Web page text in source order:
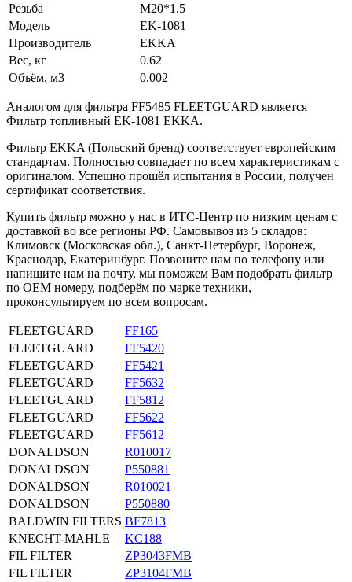
Резьба
M20*1.5
Модель
EK-1081
Производитель
EKKA
Вес, кг
0.62
Объём, м3
0.002
Аналогом для фильтра FF5485 FLEETGUARD является
Фильтр топливный EK-1081 EKKA.
Фильтр EKKA (Польский бренд) соответствует европейским
стандартам. Полностью совпадает по всем характеристикам с
оригиналом. Успешно прошёл испытания в России, получен
сертификат соответствия.
Купить фильтр можно у нас в ИТС-Центр по низким ценам с
доставкой во все регионы РФ. Самовывоз из 5 складов:
Климовск (Московская обл.), Санкт-Петербург, Воронеж,
Краснодар, Екатеринбург. Позвоните нам по телефону или
напишите нам на почту, мы поможем Вам подобрать фильтр
по OEM номеру, подберём по марке техники,
проконсультируем по всем вопросам.
FLEETGUARD
FF165
FLEETGUARD
FF5420
FLEETGUARD
FF5421
FLEETGUARD
FF5632
FLEETGUARD
FF5812
FLEETGUARD
FF5622
FLEETGUARD
FF5612
DONALDSON
R010017
DONALDSON
P550881
DONALDSON
R010021
DONALDSON
P550880
BALDWIN FILTERS BF7813
KNECHT-MAHLE
KC188
FIL FILTER
ZP3043FMB
FIL FILTER
ZP3104FMB